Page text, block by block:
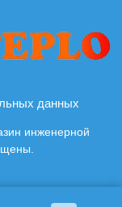
данных
инженерной